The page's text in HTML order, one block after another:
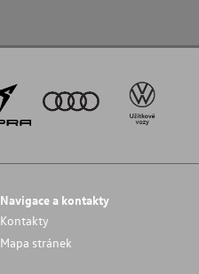
Navigace a kontakty
Kontakty
Mapa stránek